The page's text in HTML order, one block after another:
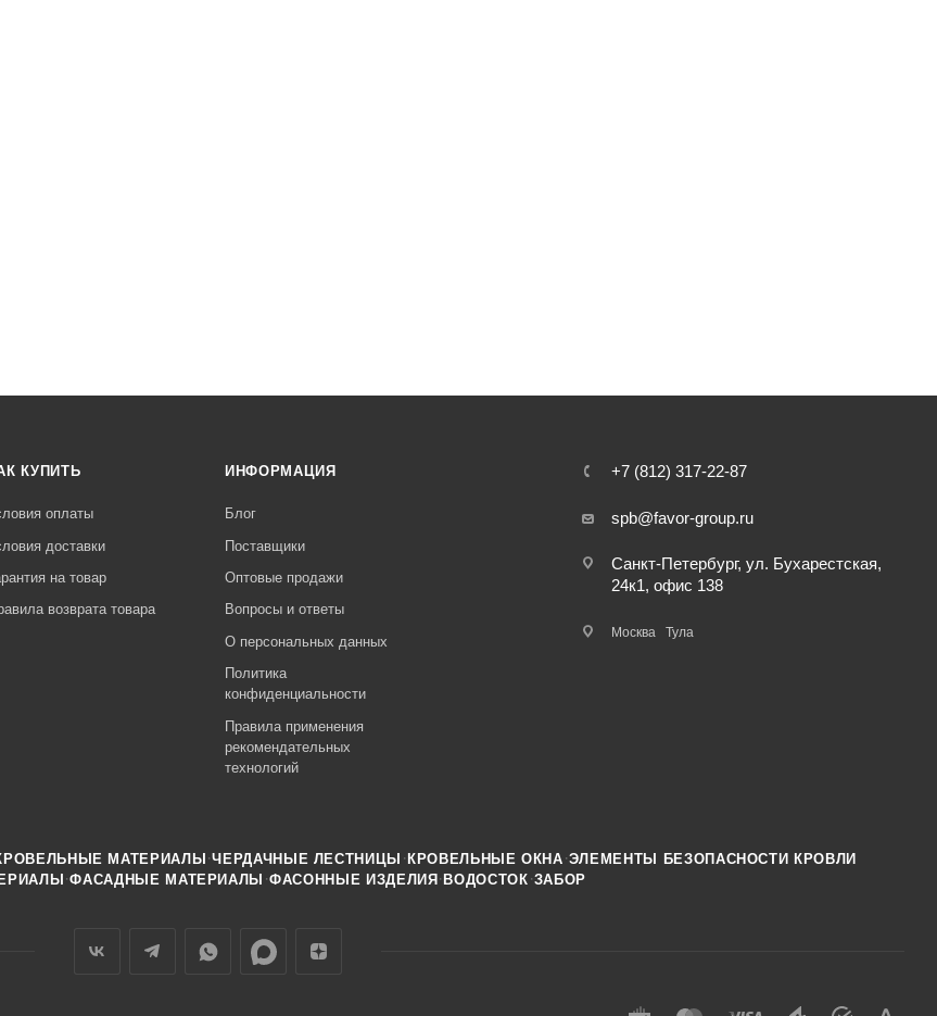
КУПИТЬ
оплаты
доставки
на товар
возврата товара
ИНФОРМАЦИЯ
Блог
Поставщики
Оптовые продажи
Вопросы и ответы
О персональных данных
Политика
конфиденциальности
Правила применения
рекомендательных
технологий
+7 (812) 317-22-87
spb@favor-group.ru
Санкт-Петербург, ул. Бухарестская,
24к1, офис 138
Москва Тула
МАТЕРИАЛЫ ·ЧЕРДАЧНЫЕ ЛЕСТНИЦЫ ·КРОВЕЛЬНЫЕ ОКНА ·ЭЛЕМЕНТЫ БЕЗОПАСНОСТИ КРОВЛИ
·ФАСАДНЫЕ МАТЕРИАЛЫ ·ФАСОННЫЕ ИЗДЕЛИЯ·ВОДОСТОК ·ЗАБОР